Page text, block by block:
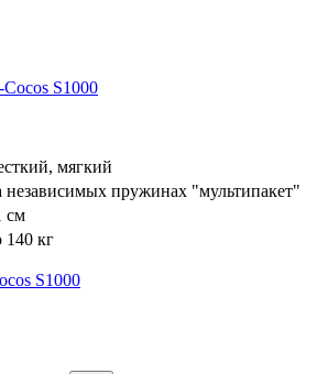
мягкий
независимых пружинах "мультипакет"
см
140 кг
S1000